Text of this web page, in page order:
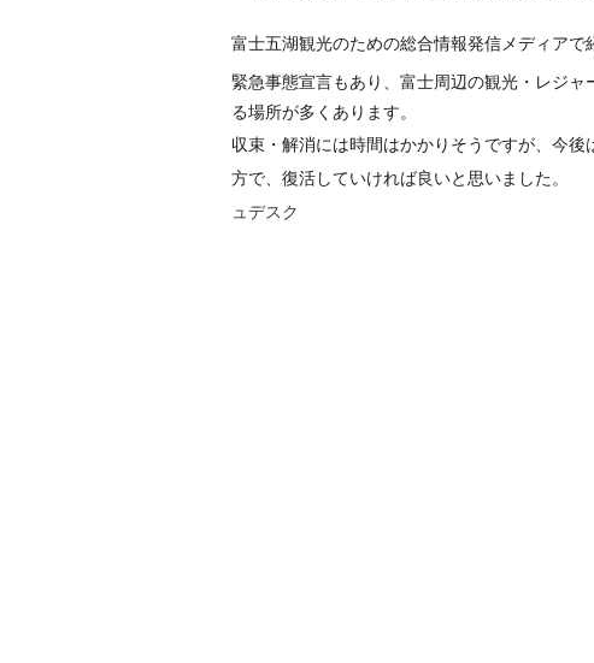
富士五湖観光のための総合情報発信メディアで
緊急事態宣言もあり、富士周辺の観光・レジャ
る場所が多くあります。
収束・解消には時間はかかりそうですが、今後
方で、復活していければ良いと思いました。
ュデスク